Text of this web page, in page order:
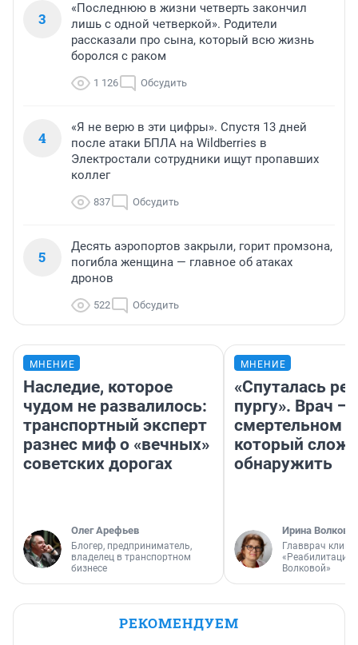
3
«Последнюю в жизни четверть закончил
лишь с одной четверкой». Родители
рассказали про сына, который всю жизнь
боролся с раком
1 126 Обсудить
4
«Я не верю в эти цифры». Спустя 13 дней
после атаки БПЛА на Wildberries в
Электростали сотрудники ищут пропавших
коллег
837 Обсудить
5
Десять аэропортов закрыли, горит промзона,
погибла женщина — главное об атаках
дронов
522 Обсудить
МНЕНИЕ
Наследие, которое
чудом не развалилось:
транспортный эксперт
разнес миф о «вечных»
советских дорогах
Олег Арефьев
Блогер, предприниматель,
владелец в транспортном
бизнесе
МНЕНИЕ
«Спуталась
пургу». Врач —
смертельном
который
обнаружить
Ирина Волкова
Главврач
«Реабилитация
Волковой»
РЕКОМЕНДУЕМ